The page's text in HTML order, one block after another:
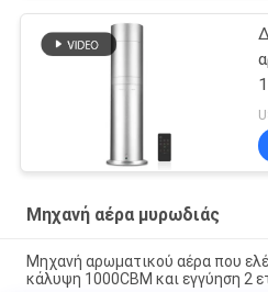
Μηχανή αέρα μυρωδιάς
Μηχανή αρωματικού αέρα που
κάλυψη 1000CBM και εγγύηση 2